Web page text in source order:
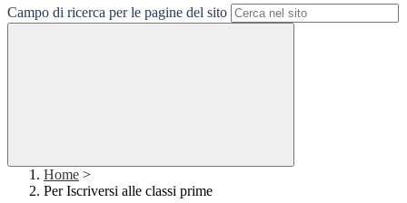
Campo di ricerca per le pagine del sito
Home >
Per Iscriversi alle classi prime